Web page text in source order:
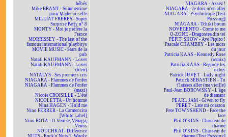
bébés
Mike BRANT - Summertime
pour Mademoiselle
MILLIAT FRÈRES - Super
Surprise Party n° 8
MONTY - Moi je préfère la
France
MORRISSEY - The last of the
famous international playboys
MOVIE MUSIC - Stars de la
pub
Natali KAUFMANN - Lover
Natali KAUFMANN - Lover
(bleu)
NATALYS - Ses premiers cris
NIAGARA - Flammes de l'enfer
NIAGARA - Flammes de l'enfer
(maxi)
Nicole CROISILLE - L'été
NICOLETTA - Un homme
Nina HAGEN - Hold me
Nino FERRER - La Carmencita
[White Label]
Nino ROTA - O Venise, Venaga,
Venus
NOUCHKAÏ - Différence
NUTS - Rock'n'Nuts 2, Wooly
NIAGARA - Assez !
NIAGARA - Je dois m'en aller
NIAGARA - Psychotrope [Test
Pressing]
NIAGARA - Tchiki boum
NOVECENTO - Come to me
O-ZONE - Dragostea din teï
PÉPIT' SHOW - Aye Pépito !
Pascale CHAMBRY - Les mots
du jour
Patricia KAAS - Kennedy Rose
(remix)
Patricia KAAS - Regarde les
riches
Patrick JUVET - Lady night
Patrick SÉBASTIEN - Tu
t'laisses aller (ma vieille)
Paul-Jean BOROWSKY - L'âge
de diamant
PEARL JAM - Given to fly
PERET - Late mi corazon
Pete TOWNSHEND - Face the
face
Phil O'KINS - Chasseur de
charme
Phil O'KINS - Chasseur de
charme [Test Pressing]